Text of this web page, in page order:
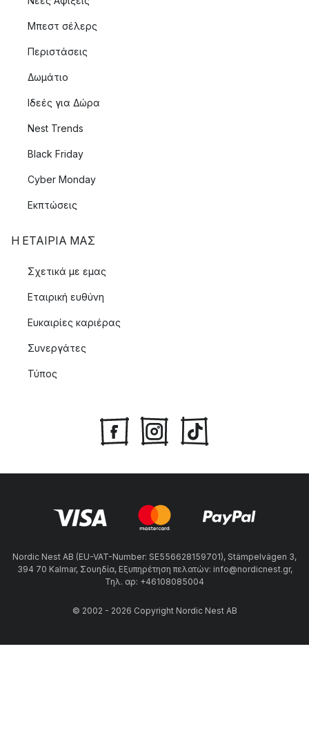
Μπεστ σέλερς
Περιστάσεις
Δωμάτιο
Ιδεές για Δώρα
Nest Trends
Black Friday
Cyber Monday
Εκπτώσεις
Η ΕΤΑΊΡΙΑ ΜΑΣ
Σχετικά με εμας
Εταιρική ευθύνη
Ευκαιρίες καριέρας
Συνεργάτες
Τύπος
Nordic Nest AB (EU-VAT-Number: SE556628159701), Stämpelvägen 3,
394 70 Kalmar, Σουηδία, Εξυπηρέτηση πελατών: info@nordicnest.gr,
Τηλ. αρ: +46108085004
© 2002 - 2026 Copyright Nordic Nest AB